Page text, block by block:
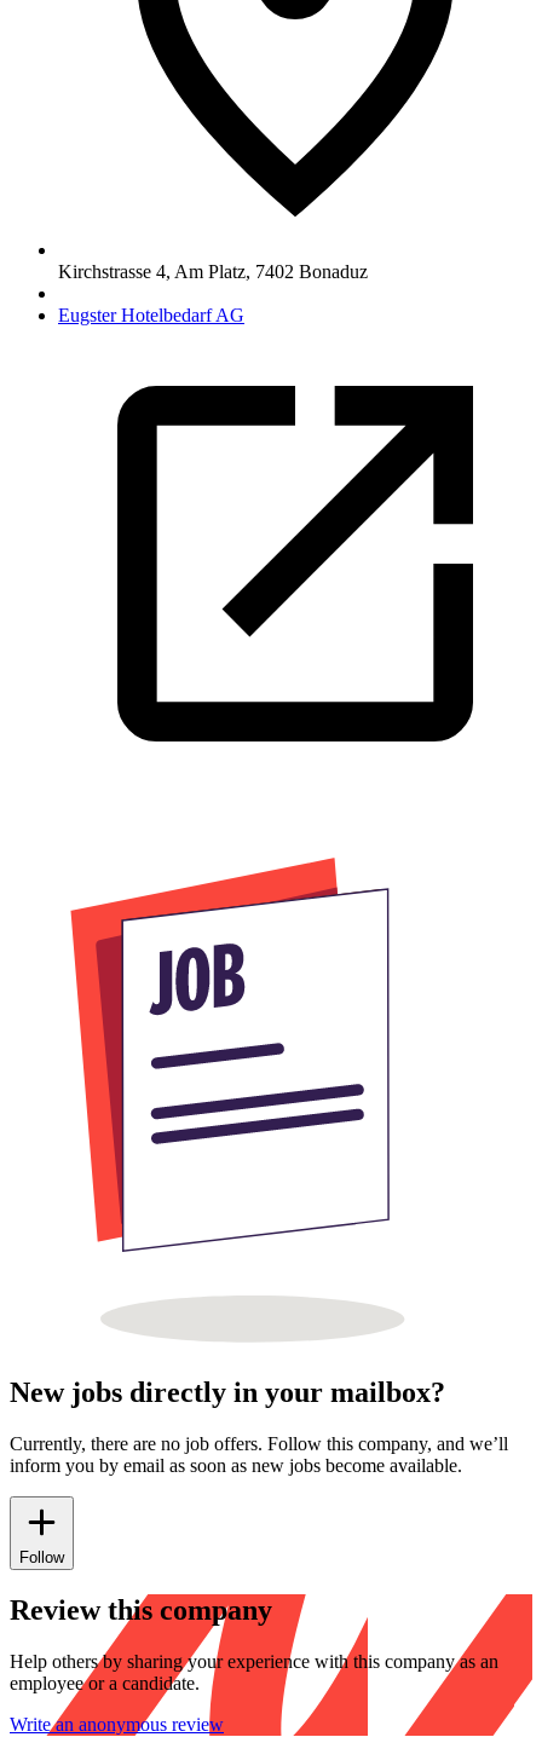
Kirchstrasse 4, Am Platz, 7402 Bonaduz
Eugster Hotelbedarf AG
New jobs directly in your mailbox?
Currently, there are no job offers. Follow this company, and we’ll
inform you by email as soon as new jobs become available.
Follow
Review this company
Help others by sharing your experience with this company as an
employee or a candidate.
Write an anonymous review